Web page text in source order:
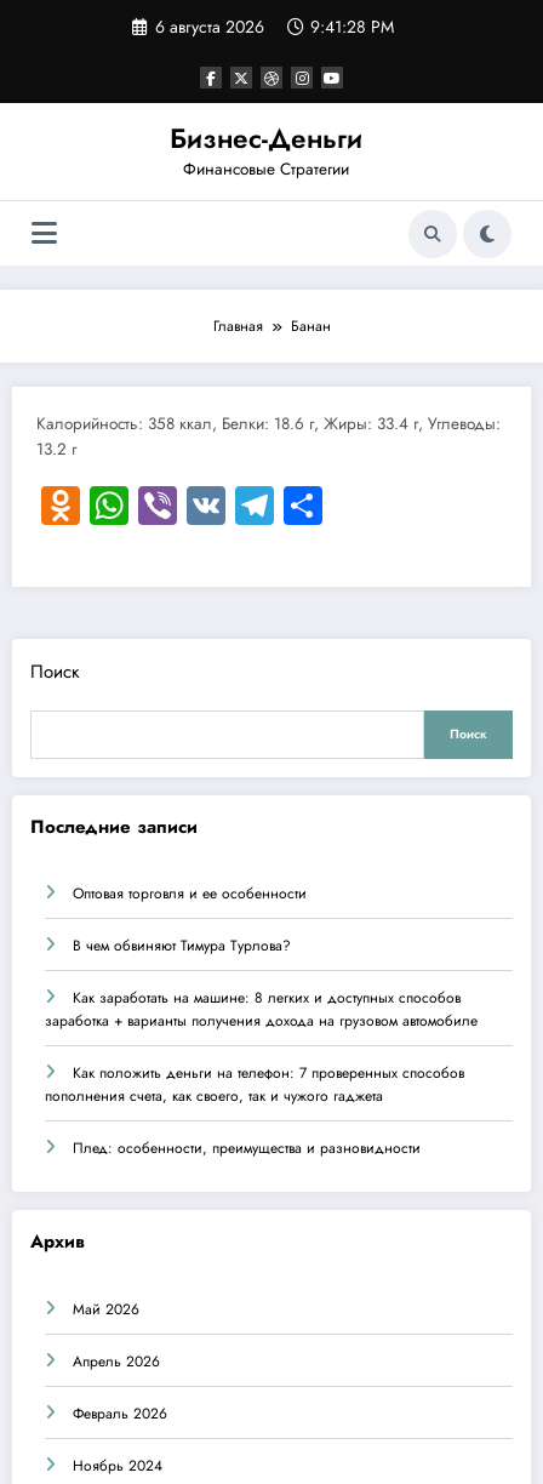
6 августа 2026 9:41:28 PM
Бизнес-Деньги
Финансовые Стратегии
Главная Банан
Калорийность: 358 ккал, Белки: 18.6 г, Жиры: 33.4 г, Углеводы:
13.2 г
Odnoklassniki
WhatsApp
Viber
VKTelegram
Поиск
Поиск
Последние записи
Оптовая торговля и ее особенности
В чем обвиняют Тимура Турлова?
Как заработать на машине: 8 легких и доступных способов
заработка + варианты получения дохода на грузовом автомобиле
Как положить деньги на телефон: 7 проверенных способов
пополнения счета, как своего, так и чужого гаджета
Плед: особенности, преимущества и разновидности
Архив
Май 2026
Апрель 2026
Февраль 2026
Ноябрь 2024